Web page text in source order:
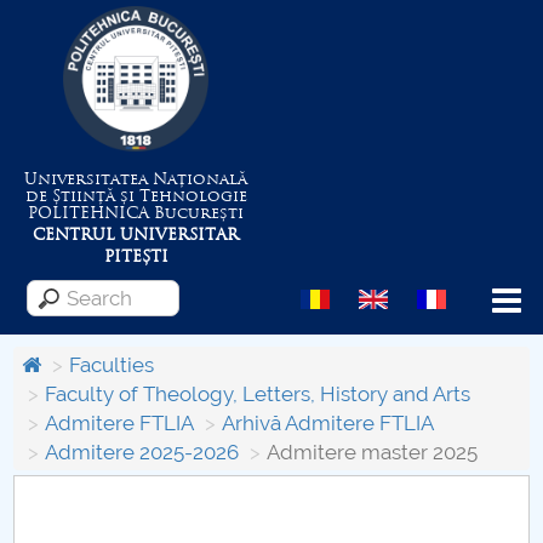
Universitatea Națională
de Știință și Tehnologie
POLITEHNICABucurești
CENTRUL UNIVERSITAR
PITEȘTI
Menu
About the University
Centrul de Management al Proiectelor
Faculties
Faculty of Theology, Letters, History and Arts
Admitere FTLIA
Arhivă Admitere FTLIA
Admitere 2025-2026
Admitere master 2025